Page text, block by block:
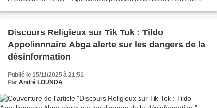
Discours Religieux sur Tik Tok : Tildo
Appolinnnaire Abga alerte sur les dangers de la
désinformation
Publié le 15/11/2025 à 21:51
Par André LOUNDA